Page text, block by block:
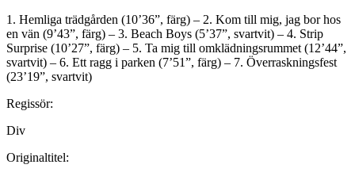
1. Hemliga trädgården (10’36”, färg) – 2. Kom till mig, jag bor hos
en vän (9’43”, färg) – 3. Beach Boys (5’37”, svartvit) – 4. Strip
Surprise (10’27”, färg) – 5. Ta mig till omklädningsrummet (12’44”,
svartvit) – 6. Ett ragg i parken (7’51”, färg) – 7. Överraskningsfest
(23’19”, svartvit)
Regissör:
Div
Originaltitel: